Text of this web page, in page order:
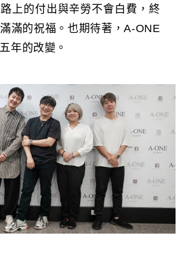
上的付出與辛勞不會白費，終
滿的祝福。也期待著，A-ONE
年的改變。